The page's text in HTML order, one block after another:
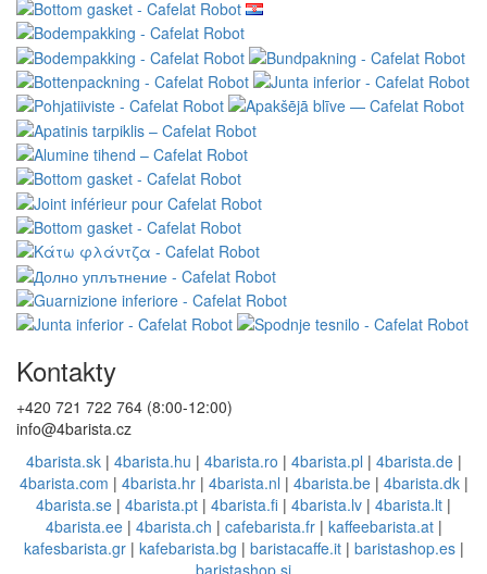
Kontakty
+420 721 722 764 (8:00-12:00)
info@4barista.cz
4barista.sk| 4barista.hu | 4barista.ro | 4barista.pl | 4barista.de|
4barista.com | 4barista.hr| 4barista.nl | 4barista.be| 4barista.dk|
4barista.se | 4barista.pt | 4barista.fi | 4barista.lv | 4barista.lt |
4barista.ee| 4barista.ch | cafebarista.fr| kaffeebarista.at|
kafesbarista.gr| kafebarista.bg | baristacaffe.it| baristashop.es|